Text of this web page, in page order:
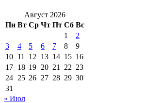
Август 2026
Пн Вт Ср Чт Пт Сб Вс
1
2
3
4 5 6 7 8
9
10 11 12 13 14 15 16
17 18 19 20 21 22 23
24 25 26 27 28 29 30
31
« Июл